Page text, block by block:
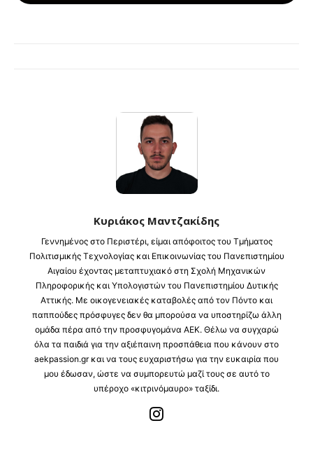
Κυριάκος Μαντζακίδης
Γεννημένος στο Περιστέρι, είμαι απόφοιτος του Τμήματος
Πολιτισμικής Τεχνολογίας και Επικοινωνίας του Πανεπιστημίου
Αιγαίου έχοντας μεταπτυχιακό στη Σχολή Μηχανικών
Πληροφορικής και Υπολογιστών του Πανεπιστημίου Δυτικής
Αττικής. Με οικογενειακές καταβολές από τον Πόντο και
παππούδες πρόσφυγες δεν θα μπορούσα να υποστηρίζω άλλη
ομάδα πέρα από την προσφυγομάνα ΑΕΚ. Θέλω να συγχαρώ
όλα τα παιδιά για την αξιέπαινη προσπάθεια που κάνουν στο
aekpassion.gr και να τους ευχαριστήσω για την ευκαιρία που
μου έδωσαν, ώστε να συμπορευτώ μαζί τους σε αυτό το
υπέροχο «κιτρινόμαυρο» ταξίδι.